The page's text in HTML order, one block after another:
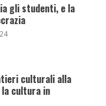
gli studenti, e la
culturali alla
cultura in